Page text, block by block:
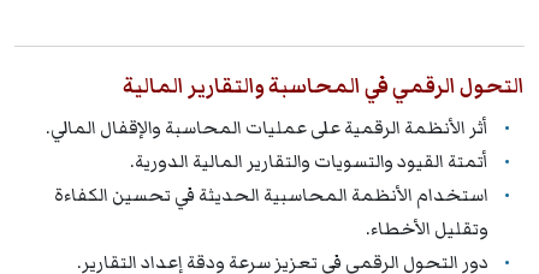
التحول الرقمي في المحاسبة والتقارير المالية
أثر الأنظمة الرقمية على عمليات المحاسبة والإقفال المالي.
أتمتة القيود والتسويات والتقارير المالية الدورية.
استخدام الأنظمة المحاسبية الحديثة في تحسين الكفاءة
وتقليل الأخطاء.
دور التحول الرقمي في تعزيز سرعة ودقة إعداد التقارير.